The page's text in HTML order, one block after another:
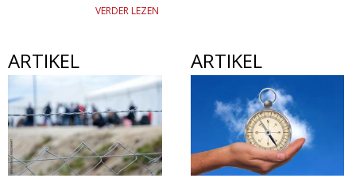
VERDER LEZEN
ARTIKEL ARTIKEL